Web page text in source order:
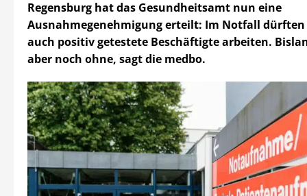
Regensburg hat das Gesundheitsamt nun eine
Ausnahmegenehmigung erteilt: Im Notfall
auch positiv getestete Beschäftigte arbeiten.
aber noch ohne, sagt die medbo.